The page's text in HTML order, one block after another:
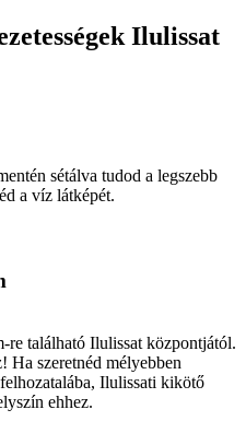
Ilulissat
sétálva tudod a legszebb
a víz látképét.
re található Ilulissat központjától.
Ha szeretnéd mélyebben
Ilulissati kikötő
ehhez.